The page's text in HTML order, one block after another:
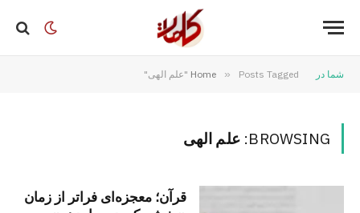
شما در Home » Posts Tagged "علم الهی"
BROWSING: علم الهی
قرآن؛ معجزه‌ای فراتر از زمان